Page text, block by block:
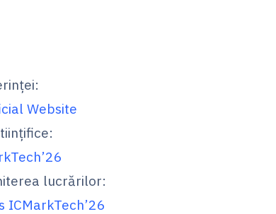
Website
lucrărilor:
ICMarkTech’26